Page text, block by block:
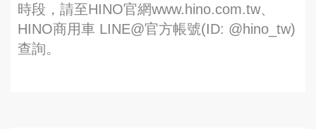
時段，請至HINO官網www.hino.com.tw、
HINO商用車 LINE@官方帳號(ID: @hino_tw)
查詢。